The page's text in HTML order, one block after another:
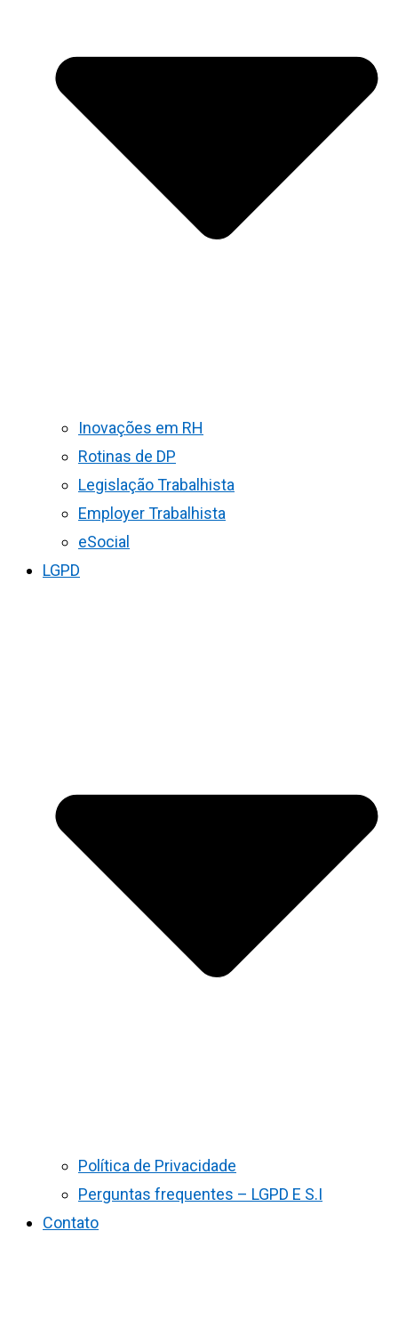
Inovações em RH
Rotinas de DP
Legislação Trabalhista
Employer Trabalhista
eSocial
LGPD
Política de Privacidade
Perguntas frequentes – LGPD E S.I
Contato